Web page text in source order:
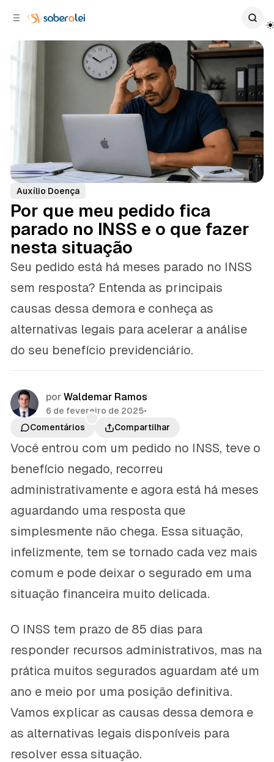
Auxílio Doença
Por que meu pedido fica
parado no INSS e o que fazer
nesta situação
Seu pedido está há meses parado no INSS
sem resposta? Entenda as principais
causas dessa demora e conheça as
alternativas legais para acelerar a análise
do seu benefício previdenciário.
por Waldemar Ramos
6 de fevereiro de 2025•
Comentários
Compartilhar
Você entrou com um pedido no INSS, teve o
benefício negado, recorreu
administrativamente e agora está há meses
aguardando uma resposta que
simplesmente não chega. Essa situação,
infelizmente, tem se tornado cada vez mais
comum e pode deixar o segurado em uma
situação financeira muito delicada.
O INSS tem prazo de 85 dias para
responder recursos administrativos, mas na
prática muitos segurados aguardam até um
ano e meio por uma posição definitiva.
Vamos explicar as causas dessa demora e
as alternativas legais disponíveis para
resolver essa situação.